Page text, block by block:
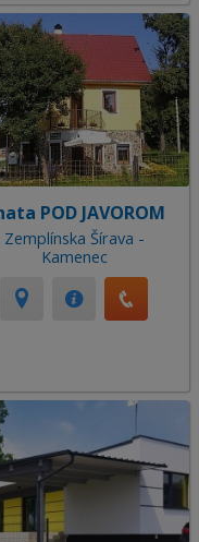
POD JAVOROM
Zemplínska Šírava -
Kamenec